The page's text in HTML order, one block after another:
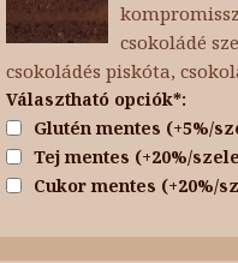
csokoládé
csokoládés piskóta,
Választható opciók*:
Glutén mentes (+5%/
Tej mentes (+20%/
Cukor mentes (+20%/